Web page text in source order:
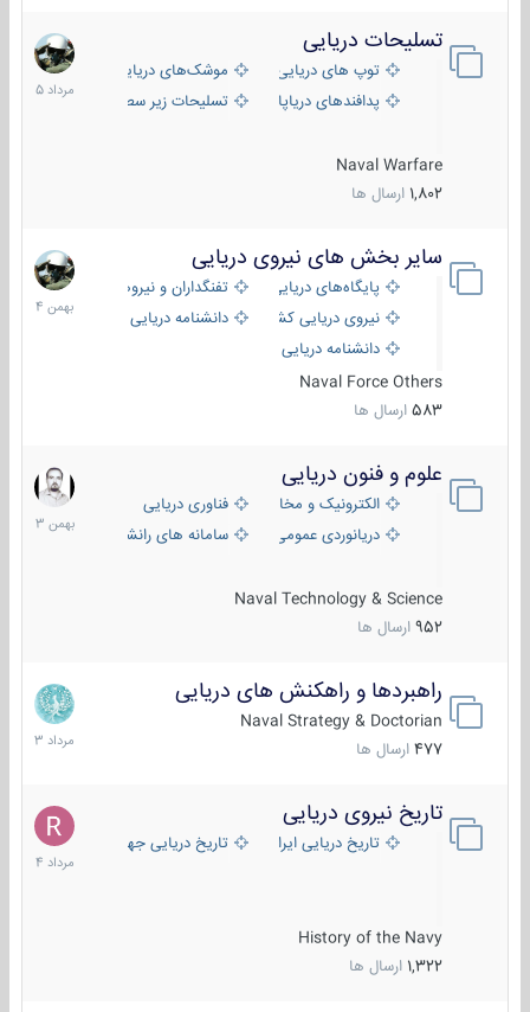
تسلیحات دریایی
توپ های دریایی
موشک‌های دریایی
پدافندهای دریاپایه
تسلیحات زیر سطحی
Naval Warfare
1,802 ارسال ها
2
مرداد
1405
سایر بخش های نیروی دریایی
پایگاه‌های دریایی
تفنگداران و نیروهای ویژه‌ی دریایی
نیروی دریایی کشورهای مختلفدانشنامه دریایی
دانشنامه دریایی کپی
Naval Force Others
583 ارسال ها
22
بهمن
1404
علوم و فنون دریایی
الکترونیک و مخابرات دریاییفناوری دریایی
دریانوردی عمومی
سامانه های رانشی دریایی
Naval Technology & Science
952 ارسال ها
6
بهمن
1403
راهبردها و راهکنش های دریایی
Naval Strategy & Doctorian
477 ارسال ها
2
مرداد
1403
تاریخ نیروی دریایی
تاریخ دریایی ایران تاریخ دریایی جهان
History of the Navy
1,322 ارسال ها
16
مرداد
1404